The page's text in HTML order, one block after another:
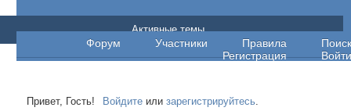
Единый форум поддержки
Форум Участники Правила
Поиск
Регистрация
Войти
Активные темы
Привет, Гость! Войдите илизарегистрируйтесь.